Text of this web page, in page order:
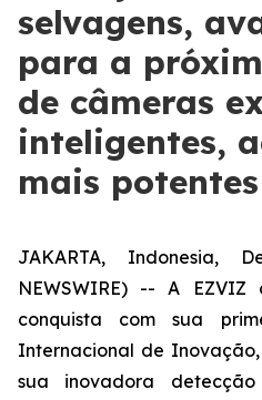
selvagens,
para a
de câmeras
inteligentes,
mais potentes
JAKARTA, Indonesia,
NEWSWIRE) -- A EZVIZ
conquista com sua
Internacional de
sua inovadora